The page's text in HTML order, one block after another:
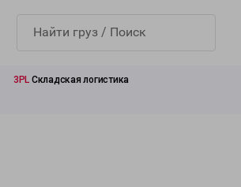
3PL Складская логистика